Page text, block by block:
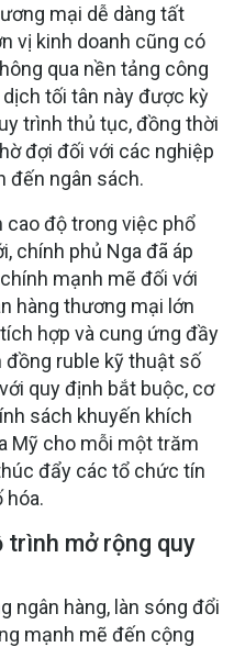
mại dễ dàng tất
vị kinh doanh cũng có
qua nền tảng công
tối tân này được kỳ
trình thủ tục, đồng thời
đợi đối với các nghiệp
đến ngân sách.
độ trong việc phổ
chính phủ Nga đã áp
mạnh mẽ đối với
hàng thương mại lớn
hợp và cung ứng đầy
đồng ruble kỹ thuật số
quy định bắt buộc, cơ
sách khuyến khích
Mỹ cho mỗi một trăm
đẩy các tổ chức tín
hóa.
trình mở rộng quy
ngân hàng, làn sóng đổi
mạnh mẽ đến cộng